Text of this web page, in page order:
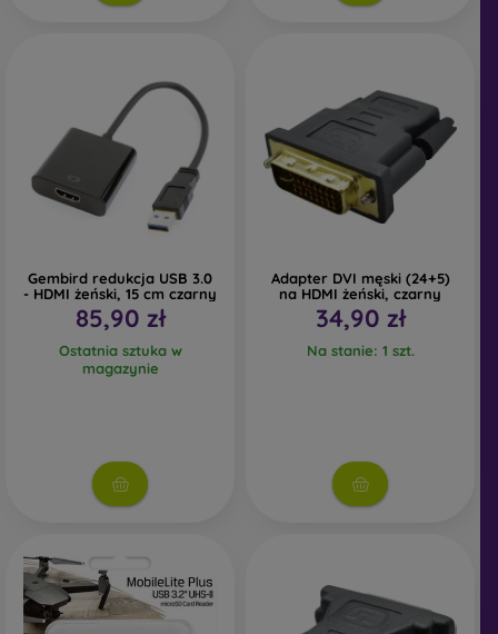
Gembird redukcja USB 3.0
- HDMI żeński, 15 cm czarny
85,90 zł
Ostatnia sztuka w
magazynie
Adapter DVI męski (24+5)
na HDMI żeński, czarny
34,90 zł
Na stanie: 1 szt.